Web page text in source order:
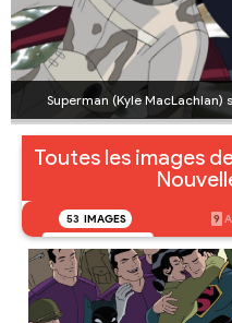
Superman (Kyle MacLachlan)
Toutes les images
53 IMAGES 9